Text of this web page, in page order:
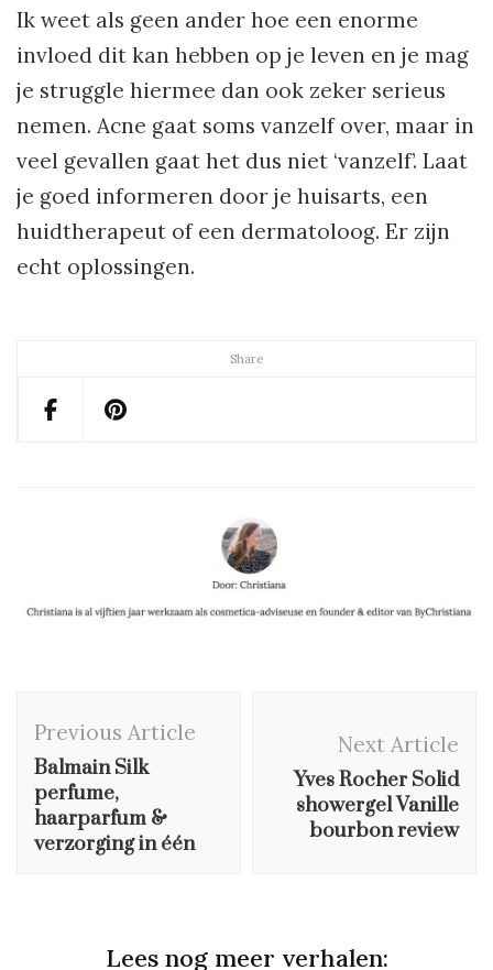
Share
Ik weet als geen ander hoe een enorme
invloed dit kan hebben op je leven en je mag
je struggle hiermee dan ook zeker serieus
nemen. Acne gaat soms vanzelf over, maar in
veel gevallen gaat het dus niet ‘vanzelf’. Laat
je goed informeren door je huisarts, een
huidtherapeut of een dermatoloog. Er zijn
echt oplossingen.
Navigation
Previous Article
Balmain Silk
perfume,
haarparfum &
verzorging in één
Next Article
Yves Rocher Solid
showergel Vanille
bourbon review
Lees nog meer verhalen: